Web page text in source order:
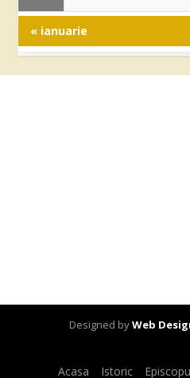
« ianuarie
Designed byWeb
Acasa Istoric